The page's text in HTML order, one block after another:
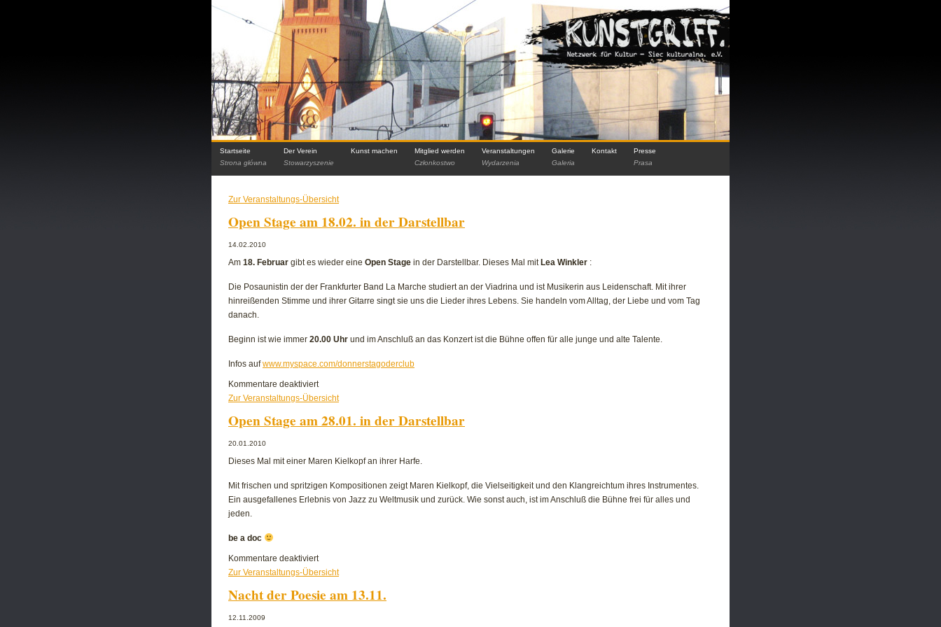
Startseite
Strona główna
Der Verein
Stowarzyszenie
Kunst machen
Mitglied werden
Członkostwo
Veranstaltungen
Wydarzenia
Galerie
Galeria
Kontakt
Presse
Prasa
Zur Veranstaltungs-Übersicht
Open Stage am 18.02. in der Darstellbar
14.02.2010
Am 18. Februar gibt es wieder eine Open Stage in der Darstellbar. Dieses Mal mit Lea Winkler :
Die Posaunistin der der Frankfurter Band La Marche studiert an der Viadrina und ist Musikerin aus Leidenschaft. Mit ihrer
hinreißenden Stimme und ihrer Gitarre singt sie uns die Lieder ihres Lebens. Sie handeln vom Alltag, der Liebe und vom Tag
danach.
Beginn ist wie immer 20.00 Uhr und im Anschluß an das Konzert ist die Bühne offen für alle junge und alte Talente.
Infos aufwww.myspace.com/donnerstagoderclub
Kommentare deaktiviertfür
Open
am
Darstellbar
Zur Veranstaltungs-Übersicht
Open Stage am 28.01. in der Darstellbar
20.01.2010
Dieses Mal mit einer Maren Kielkopf an ihrer Harfe.
Mit frischen und spritzigen Kompositionen zeigt Maren Kielkopf, die Vielseitigkeit und den Klangreichtum ihres Instrumentes.
Ein ausgefallenes Erlebnis von Jazz zu Weltmusik und zurück. Wie sonst auch, ist im Anschluß die Bühne frei für alles und
jeden.
be a doc
Kommentare deaktiviertfür
Open
am
Zur Veranstaltungs-Übersicht
Nacht der Poesie am 13.11.
12.11.2009